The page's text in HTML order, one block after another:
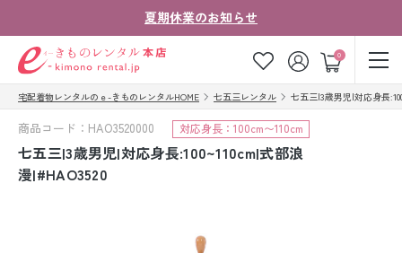
夏期休業のお知らせ
0
ゲスト
お気に入り ログイン カート
ご注文の流れ
会社案内
宅配着物レンタルのｅ-きものレンタルHOME 七五三レンタル 七五三|3歳男児|対応身長
商品コード：HAO3520000 対応身長：100cm〜110cm
七五三|3歳男児|対応身長:100~110cm|式部浪
漫|#HAO3520